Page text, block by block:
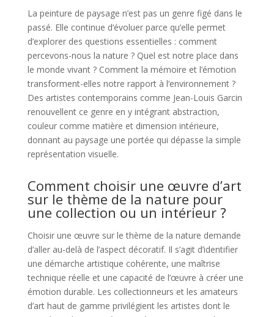
La peinture de paysage n’est pas un genre figé dans le
passé. Elle continue d’évoluer parce qu’elle permet
d’explorer des questions essentielles : comment
percevons-nous la nature ? Quel est notre place dans
le monde vivant ? Comment la mémoire et l’émotion
transforment-elles notre rapport à l’environnement ?
Des artistes contemporains comme Jean-Louis Garcin
renouvellent ce genre en y intégrant abstraction,
couleur comme matière et dimension intérieure,
donnant au paysage une portée qui dépasse la simple
représentation visuelle.
Comment choisir une œuvre d’art
sur le thème de la nature pour
une collection ou un intérieur ?
Choisir une œuvre sur le thème de la nature demande
d’aller au-delà de l’aspect décoratif. Il s’agit d’identifier
une démarche artistique cohérente, une maîtrise
technique réelle et une capacité de l’œuvre à créer une
émotion durable. Les collectionneurs et les amateurs
d’art haut de gamme privilégient les artistes dont le